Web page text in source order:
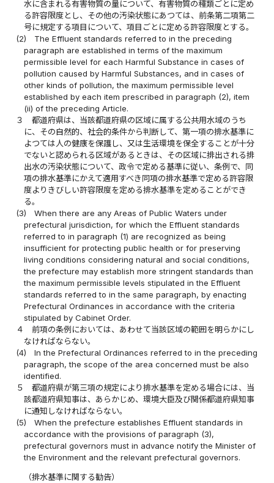
水に含まれる有害物質の量について、有害物質の種類ごとに定め
る許容限度とし、その他の汚染状態にあつては、前条第二項第二
号に規定する項目について、項目ごとに定める許容限度とする。
(2)
The Effluent standards referred to in the preceding
paragraph are established in terms of the maximum
permissible level for each Harmful Substance in cases of
pollution caused by Harmful Substances, and in cases of
other kinds of pollution, the maximum permissible level
established by each item prescribed in paragraph (2), item
(ii) of the preceding Article.
３
都道府県は、当該都道府県の区域に属する公共用水域のうち
に、その自然的、社会的条件から判断して、第一項の排水基準に
よつては人の健康を保護し、又は生活環境を保全することが十分
でないと認められる区域があるときは、その区域に排出される排
出水の汚染状態について、政令で定める基準に従い、条例で、同
項の排水基準にかえて適用すべき同項の排水基準で定める許容限
度よりきびしい許容限度を定める排水基準を定めることができ
る。
(3)
When there are any Areas of Public Waters under
prefectural jurisdiction, for which the Effluent standards
referred to in paragraph (1) are recognized as being
insufficient for protecting public health or for preserving
living conditions considering natural and social conditions,
the prefecture may establish more stringent standards than
the maximum permissible levels stipulated in the Effluent
standards referred to in the same paragraph, by enacting
Prefectural Ordinances in accordance with the criteria
stipulated by Cabinet Order.
４
前項の条例においては、あわせて当該区域の範囲を明らかにし
なければならない。
(4)
In the Prefectural Ordinances referred to in the preceding
paragraph, the scope of the area concerned must be also
identified.
５
都道府県が第三項の規定により排水基準を定める場合には、当
該都道府県知事は、あらかじめ、環境大臣及び関係都道府県知事
に通知しなければならない。
(5)
When the prefecture establishes Effluent standards in
accordance with the provisions of paragraph (3),
prefectural governors must in advance notify the Minister of
the Environment and the relevant prefectural governors.
（排水基準に関する勧告）